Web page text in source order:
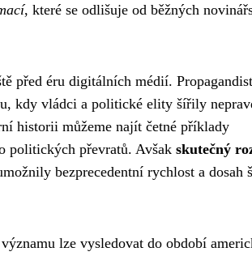
, které se odlišuje od běžných
před éru digitálních médií.
kdy vládci a politické elity šířily
historii můžeme najít četné příklady
politických převratů. Avšak skutečný
bezprecedentní rychlost a dosah
lze vysledovat do období